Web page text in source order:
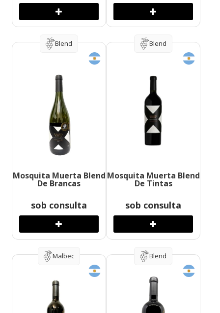
Blend
Mosquita Muerta Blend
De Brancas
sob consulta
Blend
Mosquita Muerta Blend
De Tintas
sob consulta
Malbec Blend